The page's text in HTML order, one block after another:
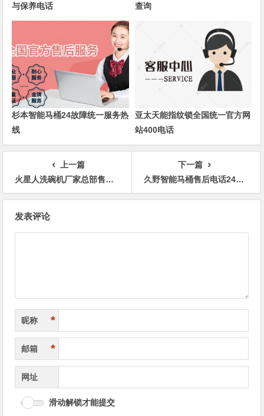
与保养电话
查询
杉本智能马桶24故障统一服务热
线
亚太天能指纹锁全国统一官方网
站400电话
上一篇
火星人洗碗机厂家总部售后24小时售后电话号码
下一篇
久野智能马桶售后电话24小时人工电话全国统一
发表评论
昵称 *
邮箱 *
网址
滑动解锁才能提交